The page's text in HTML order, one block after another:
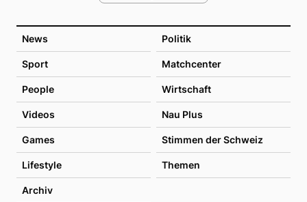
News Politik
Sport Matchcenter
People Wirtschaft
Videos Nau Plus
Games Stimmen der Schweiz
Lifestyle Themen
Archiv